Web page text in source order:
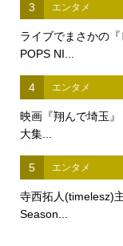
3 エンタメ
ライブでまさかの
POPS NI...
4 エンタメ
映画『翔んで埼玉
大集...
5 エンタメ
寺西拓人(timelesz)
Season...